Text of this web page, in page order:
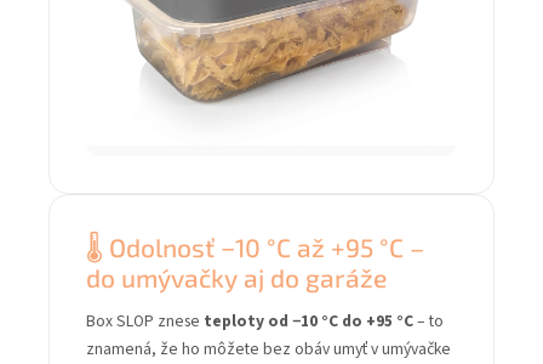
🌡️ Odolnosť −10 °C až +95 °C –
do umývačky aj do garáže
Box SLOP znese teploty od −10 °C do +95 °C– to
znamená, že ho môžete bez obáv umyť v umývačke